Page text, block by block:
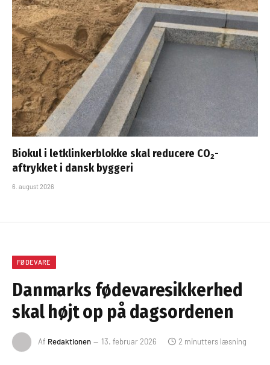
Biokul i letklinkerblokke skal reducere CO₂-
aftrykket i dansk byggeri
6. august 2026
FØDEVARE
Danmarks fødevaresikkerhed
skal højt op på dagsordenen
Af Redaktionen 13. februar 2026 2 minutters læsning